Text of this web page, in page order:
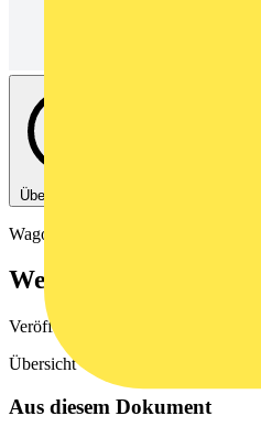
Über diese PDF
Wago
Werkzeuge von WAGO
Veröffentlicht: 4. Dezember 2024
Übersicht WAGO Werkzeuge
Aus diesem Dokument